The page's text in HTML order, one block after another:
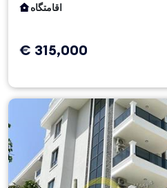
اقامتگاه
€ 315,000